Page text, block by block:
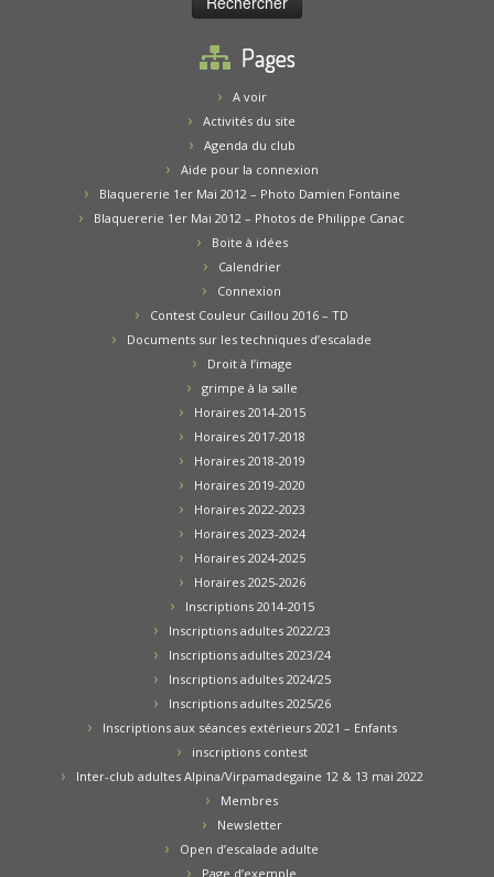
Pages
A voir
Activités du site
Agenda du club
Aide pour la connexion
Blaquererie 1er Mai 2012 – Photo Damien Fontaine
Blaquererie 1er Mai 2012 – Photos de Philippe Canac
Boite à idées
Calendrier
Connexion
Contest Couleur Caillou 2016 – TD
Documents sur les techniques d’escalade
Droit à l’image
grimpe à la salle
Horaires 2014-2015
Horaires 2017-2018
Horaires 2018-2019
Horaires 2019-2020
Horaires 2022-2023
Horaires 2023-2024
Horaires 2024-2025
Horaires 2025-2026
Inscriptions 2014-2015
Inscriptions adultes 2022/23
Inscriptions adultes 2023/24
Inscriptions adultes 2024/25
Inscriptions adultes 2025/26
Inscriptions aux séances extérieurs 2021 – Enfants
inscriptions contest
Inter-club adultes Alpina/Virpamadegaine 12 & 13 mai 2022
Membres
Newsletter
Open d’escalade adulte
Page d’exemple